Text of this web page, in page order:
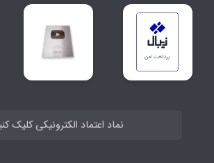
نماد اعتماد الکترونیکی کلیک